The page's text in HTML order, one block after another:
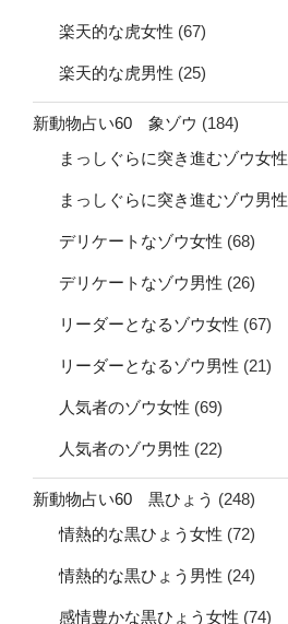
楽天的な虎女性 (67)
楽天的な虎男性 (25)
新動物占い60 象ゾウ (184)
まっしぐらに突き進むゾウ女性
まっしぐらに突き進むゾウ男性
デリケートなゾウ女性 (68)
デリケートなゾウ男性 (26)
リーダーとなるゾウ女性 (67)
リーダーとなるゾウ男性 (21)
人気者のゾウ女性 (69)
人気者のゾウ男性 (22)
新動物占い60 黒ひょう (248)
情熱的な黒ひょう女性 (72)
情熱的な黒ひょう男性 (24)
感情豊かな黒ひょう女性 (74)